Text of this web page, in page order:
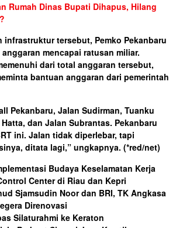
Rumah Dinas Bupati Dihapus, Hilang
infrastruktur tersebut, Pemko Pekanbaru
mencapai ratusan miliar.
dari total anggaran tersebut,
bantuan anggaran dari pemerintah
Pekanbaru, Jalan Sudirman, Tuanku
dan Jalan Subrantas. Pekanbaru
ini. Jalan tidak diperlebar, tapi
ditata lagi,” ungkapnya. (*red/net)
Budaya Keselamatan Kerja
Center di Riau dan Kepri
Sjamsudin Noor dan BRI, TK Angkasa
Direnovasi
Silaturahmi ke Keraton